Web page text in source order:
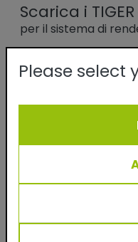
Scarica i
per il sistema di
Ha un account con
Sì
No
Nome
Please select